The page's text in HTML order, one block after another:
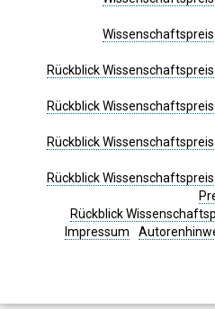
Wissenschaftspreis
Rückblick Wissenschaftspreis
Rückblick Wissenschaftspreis
Rückblick Wissenschaftspreis
Rückblick Wissenschaftspreis
Rückblick
Impressum